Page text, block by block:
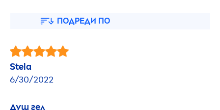
ПОДРЕДИ ПО
Stela
6/30/2022
Душ гел